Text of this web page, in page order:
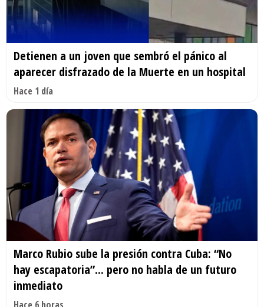
Detienen a un joven que sembró el pánico al
aparecer disfrazado de la Muerte en un hospital
Hace 1 día
Marco Rubio sube la presión contra Cuba: “No
hay escapatoria”... pero no habla de un futuro
inmediato